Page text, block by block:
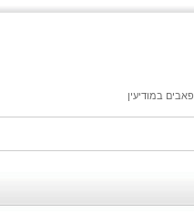
פאבים במודיעין